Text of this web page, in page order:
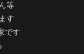
等
す
です